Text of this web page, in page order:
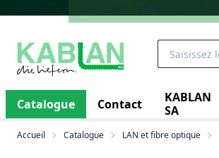
Catalogue Contact
KABLAN
SA
Accueil Catalogue LAN et fibre optique